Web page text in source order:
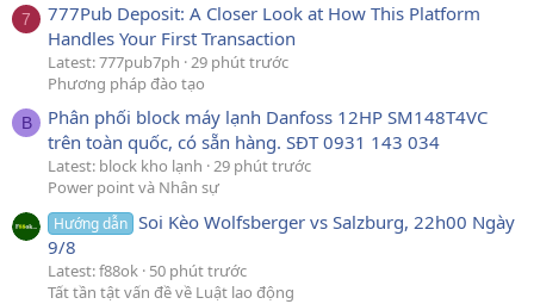
7
777Pub Deposit: A Closer Look at How This Platform
Handles Your First Transaction
Latest: 777pub7ph 29 phút trước
Phương pháp đào tạo
B
Phân phối block máy lạnh Danfoss 12HP SM148T4VC
trên toàn quốc, có sẵn hàng. SĐT 0931 143 034
Latest: block kho lạnh 29 phút trước
Power point và Nhân sự
Hướng dẫn Soi Kèo Wolfsberger vs Salzburg, 22h00 Ngày
9/8
Latest: f88ok 50 phút trước
Tất tần tật vấn đề về Luật lao động